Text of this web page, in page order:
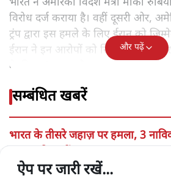
विरोध दर्ज कराया है। वहीं दूसरी ओर,
ट्रंप द्वारा इस हमले के लिए ईरान को
ईरान ने इन आरोपों को सिरे से खारिज
बेबुनियाद' बताया है।
और पढ़ें
सम्बंधित खबरें
भारत के तीसरे जहाज़ पर हमला, 3
ऐप पर जारी रखें...
ऐप पर जारी रखें...
ऐप पर जारी रखें...
ऐप पर जारी रखें...
ऐप पर जारी रखें...
ऐप पर जारी रखें...